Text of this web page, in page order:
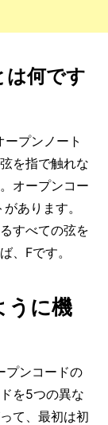
は何です
プンノート
を指で触れな
オープンコー
あります。
すべての弦を
、Fです。
うに機
プンコードの
を5つの異な
て、最初は初